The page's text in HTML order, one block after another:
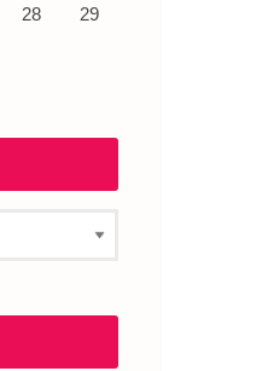
28
29